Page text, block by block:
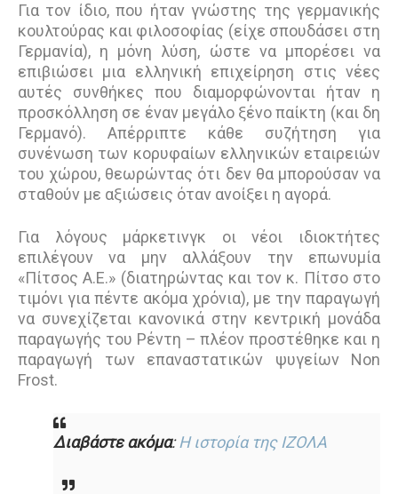
Για τον ίδιο, που ήταν γνώστης της γερμανικής
κουλτούρας και φιλοσοφίας (είχε σπουδάσει στη
Γερμανία), η μόνη λύση, ώστε να μπορέσει να
επιβιώσει μια ελληνική επιχείρηση στις νέες
αυτές συνθήκες που διαμορφώνονται ήταν η
προσκόλληση σε έναν μεγάλο ξένο παίκτη (και δη
Γερμανό). Απέρριπτε κάθε συζήτηση για
συνένωση των κορυφαίων ελληνικών εταιρειών
του χώρου, θεωρώντας ότι δεν θα μπορούσαν να
σταθούν με αξιώσεις όταν ανοίξει η αγορά.
Για λόγους μάρκετινγκ οι νέοι ιδιοκτήτες
επιλέγουν να μην αλλάξουν την επωνυμία
«Πίτσος Α.Ε.» (διατηρώντας και τον κ. Πίτσο στο
τιμόνι για πέντε ακόμα χρόνια), με την παραγωγή
να συνεχίζεται κανονικά στην κεντρική μονάδα
παραγωγής του Ρέντη – πλέον προστέθηκε και η
παραγωγή των επαναστατικών ψυγείων Non
Frost.
Διαβάστε ακόμα:Η ιστορία της ΙΖΟΛΑ